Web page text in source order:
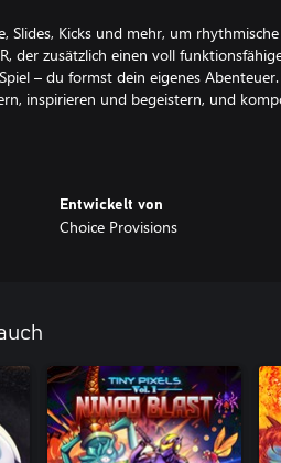
Slides, Kicks und mehr, um
der zusätzlich einen voll
– du formst dein eigenes
inspirieren und begeistern, und
Spielerlebnis bist, BIT.TRIP
Reise und werde Teil der Welt
Entwickelt von
Choice Provisions